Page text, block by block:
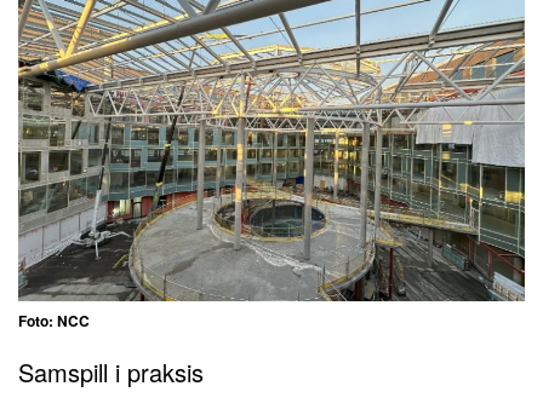
Foto: NCC
Samspill i praksis